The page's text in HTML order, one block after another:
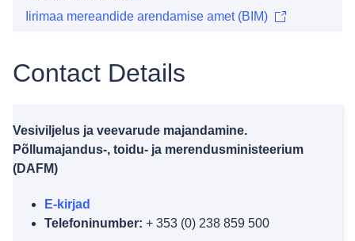
Iirimaa mereandide arendamise amet (BIM)
Contact Details
Vesiviljelus ja veevarude majandamine.
Põllumajandus-, toidu- ja merendusministeerium
(DAFM)
E-kirjad
Telefoninumber: + 353 (0) 238 859 500